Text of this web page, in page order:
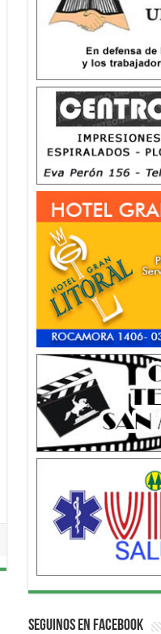
Seguinos en Facebook